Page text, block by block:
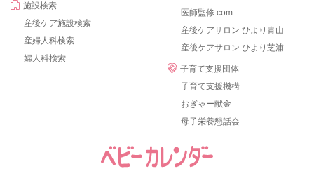
施設検索
産後ケア施設検索
産婦人科検索
婦人科検索
医師監修.com
産後ケアサロン ひより青山
産後ケアサロン ひより芝浦
子育て支援団体
子育て支援機構
おぎゃー献金
母子栄養懇話会